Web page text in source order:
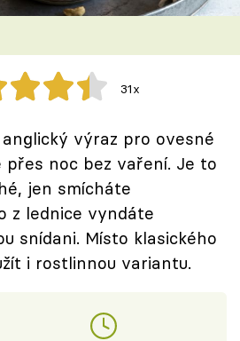
31x
výraz pro ovesné
noc bez vaření. Je to
jen smícháte
z lednice vyndáte
snídani. Místo klasického
i rostlinnou variantu.